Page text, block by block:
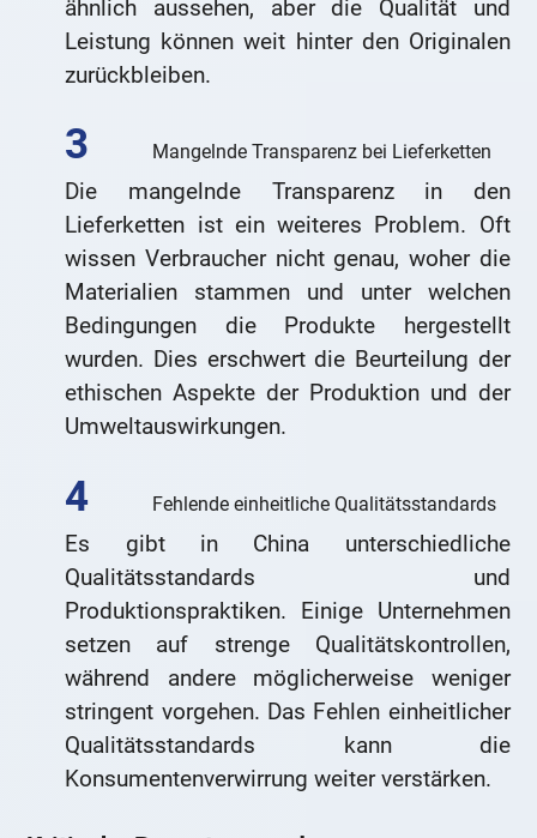
ähnlich aussehen, aber die Qualität und
Leistung können weit hinter den Originalen
zurückbleiben.
Mangelnde Transparenz bei Lieferketten
Die mangelnde Transparenz in den
Lieferketten ist ein weiteres Problem. Oft
wissen Verbraucher nicht genau, woher die
Materialien stammen und unter welchen
Bedingungen die Produkte hergestellt
wurden. Dies erschwert die Beurteilung der
ethischen Aspekte der Produktion und der
Umweltauswirkungen.
Fehlende einheitliche Qualitätsstandards
Es gibt in China unterschiedliche
Qualitätsstandards und
Produktionspraktiken. Einige Unternehmen
setzen auf strenge Qualitätskontrollen,
während andere möglicherweise weniger
stringent vorgehen. Das Fehlen einheitlicher
Qualitätsstandards kann die
Konsumentenverwirrung weiter verstärken.